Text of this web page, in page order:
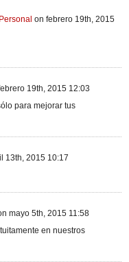
on febrero 19th, 2015
19th, 2015 12:03
para mejorar tus
13th, 2015 10:17
mayo 5th, 2015 11:58
en nuestros